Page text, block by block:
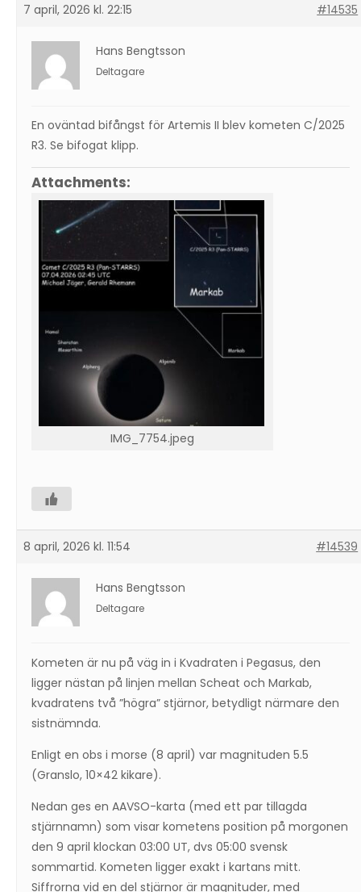
7 april, 2026 kl. 22:15 #14535
Hans Bengtsson
Deltagare
En oväntad bifångst för Artemis II blev kometen C/2025
R3. Se bifogat klipp.
Attachments:
IMG_7754.jpeg
8 april, 2026 kl. 11:54 #14539
Hans Bengtsson
Deltagare
Kometen är nu på väg in i Kvadraten i Pegasus, den
ligger nästan på linjen mellan Scheat och Markab,
kvadratens två ”högra” stjärnor, betydligt närmare den
sistnämnda.
Enligt en obs i morse (8 april) var magnituden 5.5
(Granslo, 10×42 kikare).
Nedan ges en AAVSO-karta (med ett par tillagda
stjärnnamn) som visar kometens position på morgonen
den 9 april klockan 03:00 UT, dvs 05:00 svensk
sommartid. Kometen ligger exakt i kartans mitt.
Siffrorna vid en del stjärnor är magnituder, med